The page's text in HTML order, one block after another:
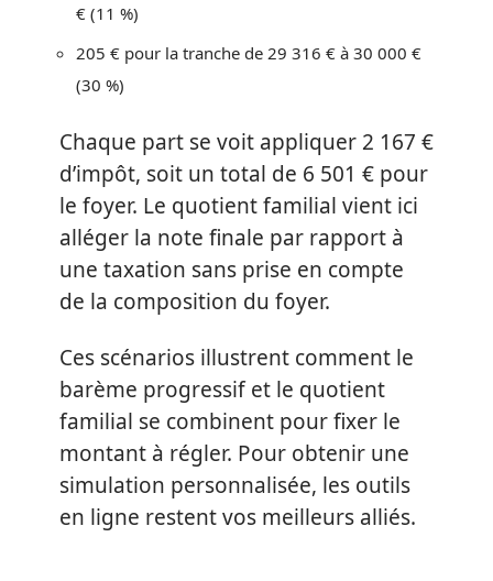
€ (11 %)
205 € pour la tranche de 29 316 € à 30 000 €
(30 %)
Chaque part se voit appliquer 2 167 €
d’impôt, soit un total de 6 501 € pour
le foyer. Le quotient familial vient ici
alléger la note finale par rapport à
une taxation sans prise en compte
de la composition du foyer.
Ces scénarios illustrent comment le
barème progressif et le quotient
familial se combinent pour fixer le
montant à régler. Pour obtenir une
simulation personnalisée, les outils
en ligne restent vos meilleurs alliés.